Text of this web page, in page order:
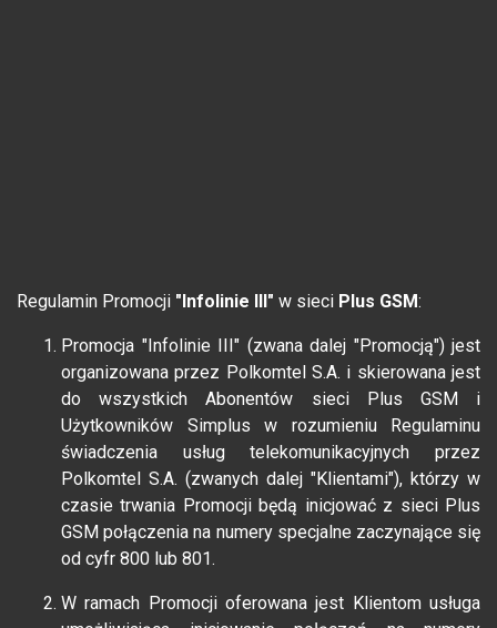
Regulamin Promocji "Infolinie III" w sieci Plus GSM:
Promocja "Infolinie III" (zwana dalej "Promocją") jest
organizowana przez Polkomtel S.A. i skierowana jest
do wszystkich Abonentów sieci Plus GSM i
Użytkowników Simplus w rozumieniu Regulaminu
świadczenia usług telekomunikacyjnych przez
Polkomtel S.A. (zwanych dalej "Klientami"), którzy w
czasie trwania Promocji będą inicjować z sieci Plus
GSM połączenia na numery specjalne zaczynające się
od cyfr 800 lub 801.
W ramach Promocji oferowana jest Klientom usługa